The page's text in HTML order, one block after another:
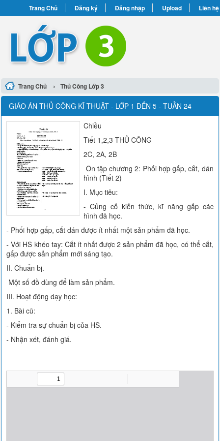
Trang Chủ Đăng ký Đăng nhập Upload Liên hệ
Trang Chủ › Thủ Công Lớp 3
GIÁO ÁN THỦ CÔNG KĨ THUẬT - LỚP 1 ĐẾN 5 - TUẦN 24
Chiều
Tiết 1,2,3 THỦ CÔNG
2C, 2A, 2B
Ôn tập chương 2: Phối hợp gấp, cắt, dán
hình (Tiết 2)
I. Mục tiêu:
- Củng cố kiến thức, kĩ năng gấp các
hình đã học.
- Phối hợp gấp, cắt dán được ít nhất một sản phẩm đã học.
- Với HS khéo tay: Cắt ít nhất được 2 sản phẩm đã học, có thể cắt,
gấp được sản phẩm mới sáng tạo.
II. Chuẩn bị.
Một số đồ dùng để làm sản phẩm.
III. Hoạt động dạy học:
1. Bài cũ:
- Kiểm tra sự chuẩn bị của HS.
- Nhận xét, đánh giá.